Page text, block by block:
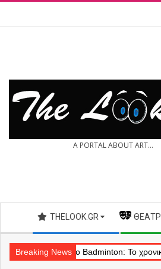
THE A PORTAL ABOUT ART...
Secondary
Navigation
Menu
THELOOK.GR —
Breaking News
Θέατρο Badminton: Το χρονικό ενός